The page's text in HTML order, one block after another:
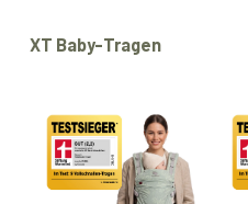
Produktgalerie überspringen
XT Baby-Tragen